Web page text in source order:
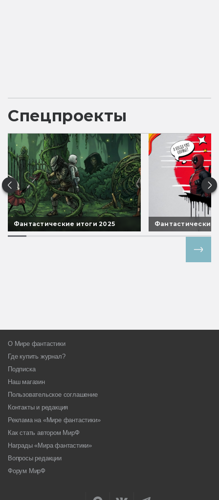
Спецпроекты
Фантастические итоги 2025 Фантастические
О Мире фантастики
Где купить журнал?
Подписка
Наш магазин
Пользовательское соглашение
Контакты и редакция
Реклама на «Мире фантастики»
Как стать автором МирФ
Награды «Мира фантастики»
Вопросы редакции
Форум МирФ